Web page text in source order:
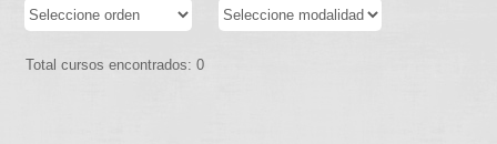
Total cursos encontrados: 0